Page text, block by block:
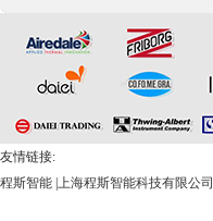
友情链接:
程斯智能 | 上海程斯智能科技有限公司